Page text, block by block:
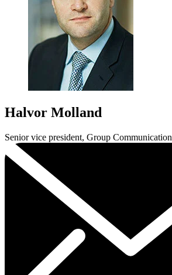
Halvor Molland
Senior vice president, Group Communication